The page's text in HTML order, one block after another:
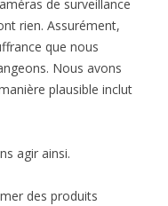
de surveillance
rien. Assurément,
que nous
Nous avons
plausible inclut
agir ainsi.
des produits